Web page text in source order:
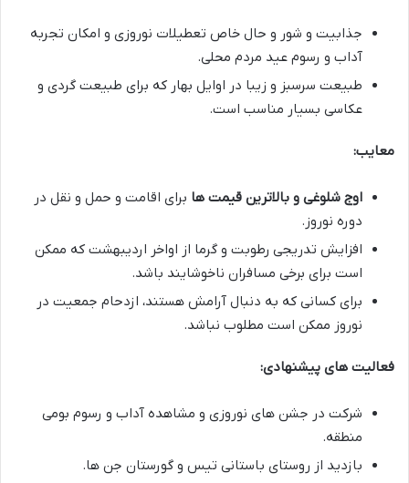
جذابیت و شور و حال خاص تعطیلات نوروزی و امکان تجربه
آداب و رسوم عید مردم محلی.
طبیعت سرسبز و زیبا در اوایل بهار که برای طبیعت گردی و
عکاسی بسیار مناسب است.
معایب:
اوج شلوغی و بالاترین قیمت ها برای اقامت و حمل و نقل در
دوره نوروز.
افزایش تدریجی رطوبت و گرما از اواخر اردیبهشت که ممکن
است برای برخی مسافران ناخوشایند باشد.
برای کسانی که به دنبال آرامش هستند، ازدحام جمعیت در
نوروز ممکن است مطلوب نباشد.
فعالیت های پیشنهادی:
شرکت در جشن های نوروزی و مشاهده آداب و رسوم بومی
منطقه.
بازدید از روستای باستانی تیس و گورستان جن ها.